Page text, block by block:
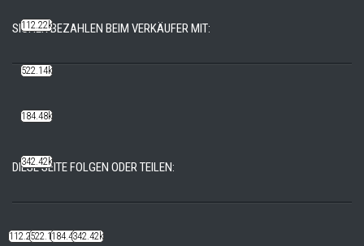
SICHER BEZAHLEN BEIM VERKÄUFER MIT:
DIESE SEITE FOLGEN ODER TEILEN:
112.22k522.14k184.48k342.42k
112.22k
522.14k
184.48k
342.42k